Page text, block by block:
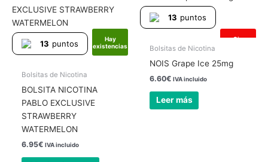
Hay
existencias
13 puntos
Bolsitas de Nicotina
BOLSITA NICOTINA
PABLO EXCLUSIVE
STRAWBERRY
WATERMELON
6.95€ IVA incluido
Sin
13 puntos
Bolsitas de Nicotina
NOIS Grape Ice 25mg
6.60€ IVA incluido
Leer más